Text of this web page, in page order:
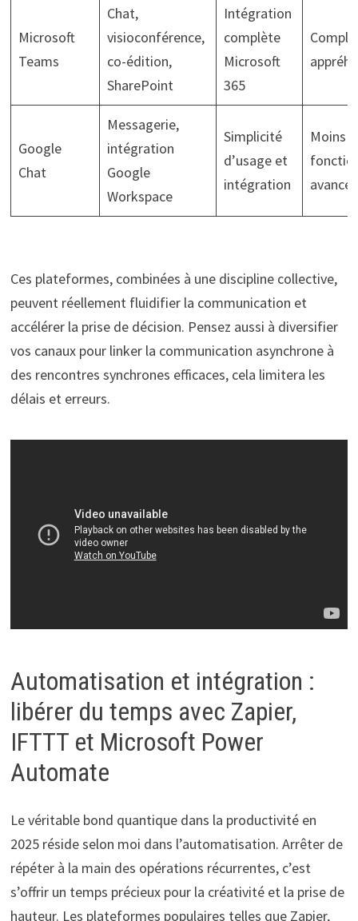
Microsoft
Teams
Chat,
visioconférence,
co-édition,
SharePoint
Intégration
complète
Microsoft
365
Google
Chat
Messagerie,
intégration
Google
Workspace
Simplicité
d’usage et
intégration
Moins
Ces plateformes, combinées à une discipline collective,
peuvent réellement fluidifier la communication et
accélérer la prise de décision. Pensez aussi à diversifier
vos canaux pour linker la communication asynchrone à
des rencontres synchrones efficaces, cela limitera les
délais et erreurs.
Automatisation et intégration :
libérer du temps avec Zapier,
IFTTT et Microsoft Power
Automate
Le véritable bond quantique dans la productivité en
2025 réside selon moi dans l’automatisation. Arrêter de
répéter à la main des opérations récurrentes, c’est
s’offrir un temps précieux pour la créativité et la prise de
hauteur. Les plateformes populaires telles que Zapier,